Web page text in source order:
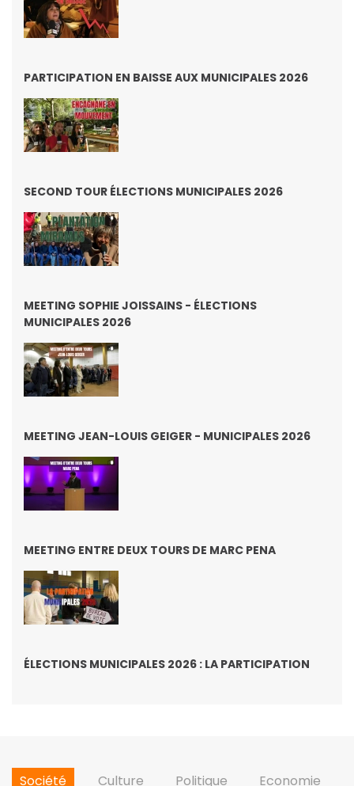
PARTICIPATION EN BAISSE AUX MUNICIPALES 2026
SECOND TOUR ÉLECTIONS MUNICIPALES 2026
MEETING SOPHIE JOISSAINS - ÉLECTIONS
MUNICIPALES 2026
MEETING JEAN-LOUIS GEIGER - MUNICIPALES 2026
MEETING ENTRE DEUX TOURS DE MARC PENA
ÉLECTIONS MUNICIPALES 2026 : LA PARTICIPATION
Société Culture Politique
Economie